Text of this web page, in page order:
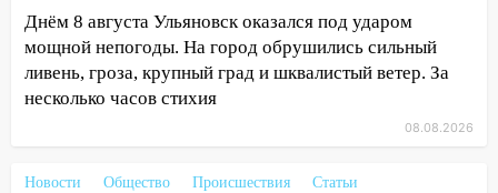
18:11 Ульяновская область стала
пилотным регионом проекта
«Культурное долголетие»
Прогноз погоды в Ульяновской
17:16
В реанимацию Ульяновской
Днём 8 августа Ульяновск оказался под ударом
мощной непогоды. На город обрушились сильный
ливень, гроза, крупный град и шквалистый ветер. За
несколько часов стихия
08.08.2026
Новости Общество Происшествия
Статьи